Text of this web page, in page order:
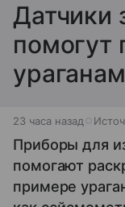
Датчики
помогут
ураганам
23 часа назад
Приборы для
помогают
примере